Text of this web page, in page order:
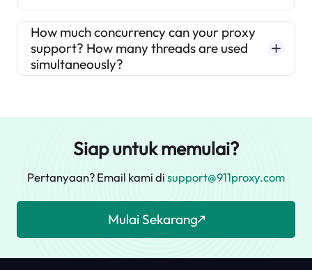
How much concurrency can your proxy
support? How many threads are used
simultaneously?
Siap untuk memulai?
Pertanyaan? Email kami disupport@911proxy.com
Mulai Sekarang